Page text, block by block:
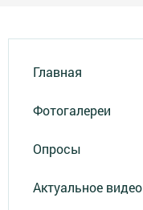
Главная
Фотогалереи
Опросы
Актуальное видео